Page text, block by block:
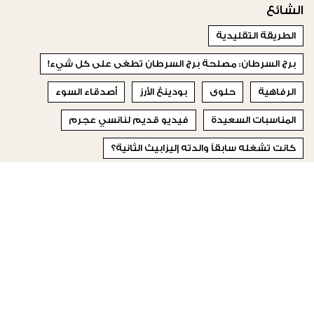
الشائع
الطريقة التقليدية
برج السرطان: مصلحة برج السرطان تطغى على كل شيء!
الرفاهية حلوى بودينغ الأرز أصدقاء السوء
المناسبات السعيدة فيديو قديم لنانسي عجرم
كانت تشغله سابقاً والدته إليزابيث الثانية؟